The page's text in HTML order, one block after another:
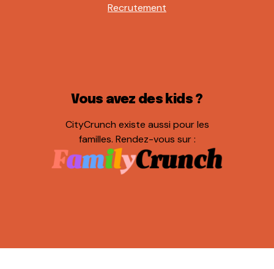
Recrutement
Vous avez des kids ?
CityCrunch existe aussi pour les
familles. Rendez-vous sur :